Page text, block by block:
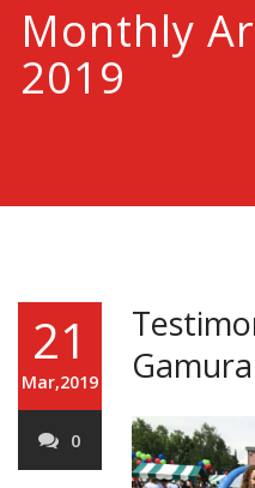
Monthly
2019
21
Mar,2019
0